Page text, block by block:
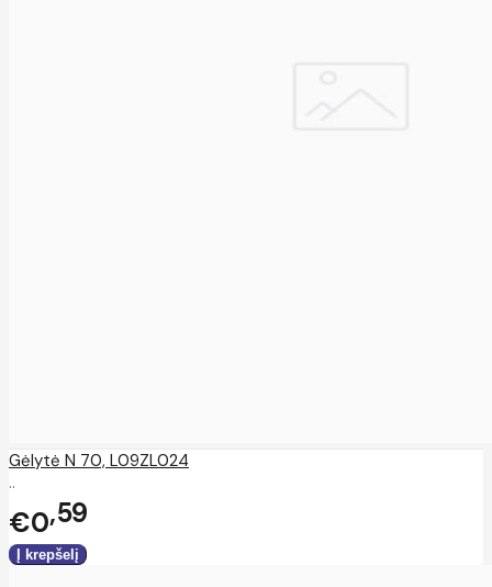
Gėlytė N 70, L09ZL024
..
€0 59